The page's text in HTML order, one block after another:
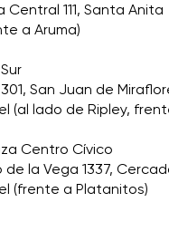
Central 111, Santa Anita
a Aruma)
301, San Juan de
(al lado de Ripley,
Centro Cívico
de la Vega 1337,
(frente a Platanitos)